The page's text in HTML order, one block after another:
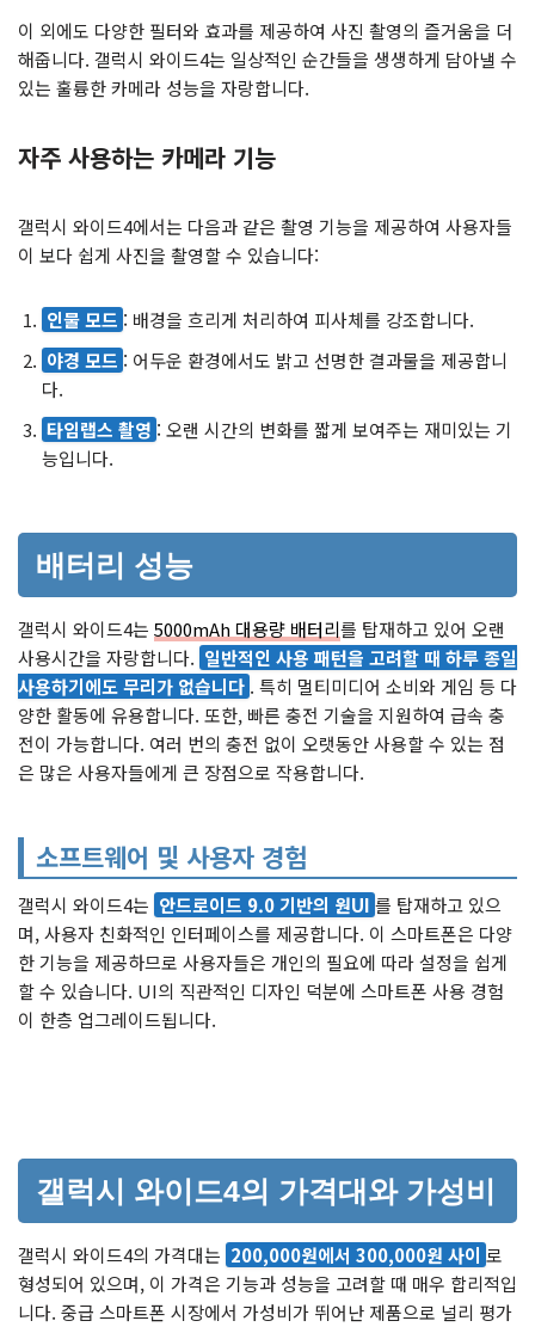
이 외에도 다양한 필터와 효과를 제공하여 사진 촬영의 즐거움을 더
해줍니다. 갤럭시 와이드4는 일상적인 순간들을 생생하게 담아낼 수
있는 훌륭한 카메라 성능을 자랑합니다.
자주 사용하는 카메라 기능
갤럭시 와이드4에서는 다음과 같은 촬영 기능을 제공하여 사용자들
이 보다 쉽게 사진을 촬영할 수 있습니다:
인물 모드 : 배경을 흐리게 처리하여 피사체를 강조합니다.
야경 모드 : 어두운 환경에서도 밝고 선명한 결과물을 제공합니
다.
타임랩스 촬영 : 오랜 시간의 변화를 짧게 보여주는 재미있는 기
능입니다.
배터리 성능
갤럭시 와이드4는 5000mAh 대용량 배터리를 탑재하고 있어 오랜
사용시간을 자랑합니다. 일반적인 사용 패턴을 고려할 때 하루 종일
사용하기에도 무리가 없습니다 . 특히 멀티미디어 소비와 게임 등 다
양한 활동에 유용합니다. 또한, 빠른 충전 기술을 지원하여 급속 충
전이 가능합니다. 여러 번의 충전 없이 오랫동안 사용할 수 있는 점
은 많은 사용자들에게 큰 장점으로 작용합니다.
소프트웨어 및 사용자 경험
갤럭시 와이드4는 안드로이드 9.0 기반의 원UI 를 탑재하고 있으
며, 사용자 친화적인 인터페이스를 제공합니다. 이 스마트폰은 다양
한 기능을 제공하므로 사용자들은 개인의 필요에 따라 설정을 쉽게
할 수 있습니다. UI의 직관적인 디자인 덕분에 스마트폰 사용 경험
이 한층 업그레이드됩니다.
갤럭시 와이드4의 가격대와 가성비
갤럭시 와이드4의 가격대는 200,000원에서 300,000원 사이 로
형성되어 있으며, 이 가격은 기능과 성능을 고려할 때 매우 합리적입
니다. 중급 스마트폰 시장에서 가성비가 뛰어난 제품으로 널리 평가